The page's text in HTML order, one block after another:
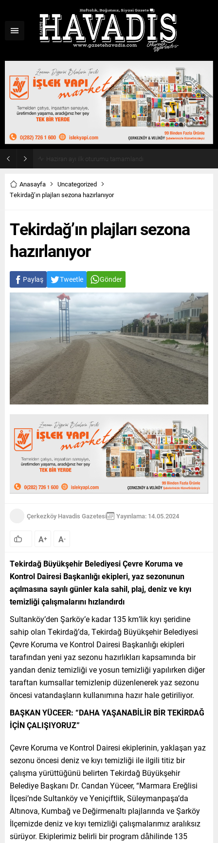
Haziran ayı ilk oturumu tamamlandı
Anasayfa
Uncategorized
Tekirdağ’ın plajları sezona hazırlanıyor
Tekirdağ’ın plajları sezona
hazırlanıyor
Paylaş Tweetle Gönder
Çerkezköy Havadis Gazetesi Yayınlama: 14.05.2024
A+ A-
Tekirdağ Büyükşehir Belediyesi Çevre Koruma ve
Kontrol Dairesi Başkanlığı ekipleri, yaz sezonunun
açılmasına sayılı günler kala sahil, plaj, deniz ve kıyı
temizliği çalışmalarını hızlandırdı
Sultanköy’den Şarköy’e kadar 135 km’lik kıyı şeridine
sahip olan Tekirdağ’da, Tekirdağ Büyükşehir Belediyesi
Çevre Koruma ve Kontrol Dairesi Başkanlığı ekipleri
tarafından yeni yaz sezonu hazırlıkları kapsamında bir
yandan deniz temizliği ve yosun temizliği yapılırken diğer
taraftan kumsallar temizlenip düzenlenerek yaz sezonu
öncesi vatandaşların kullanımına hazır hale getiriliyor.
BAŞKAN YÜCEER: “DAHA YAŞANABİLİR BİR TEKİRDAĞ
İÇİN ÇALIŞIYORUZ”
Çevre Koruma ve Kontrol Dairesi ekiplerinin, yaklaşan yaz
sezonu öncesi deniz ve kıyı temizliği ile ilgili titiz bir
çalışma yürüttüğünü belirten Tekirdağ Büyükşehir
Belediye Başkanı Dr. Candan Yüceer, “Marmara Ereğlisi
İlçesi’nde Sultanköy ve Yeniçiftlik, Süleymanpaşa’da
Altınova, Kumbağ ve Değirmenaltı plajlarında ve Şarköy
İlçemizde deniz ve kıyı temizliği çalışmalarımız aralıksız
sürüyor. Ekiplerimiz belirli bir program dâhilinde 135